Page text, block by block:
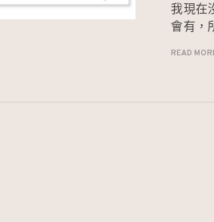
我現在
會有，
READ